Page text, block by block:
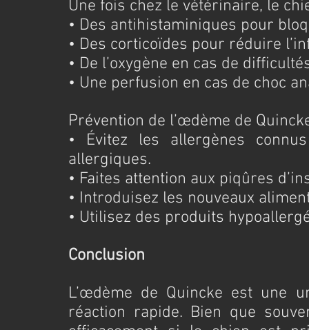
Une fois chez le vétérinaire, le
• Des antihistaminiques pour
• Des corticoïdes pour réduire
• De l’oxygène en cas de
• Une perfusion en cas de choc
Prévention de l’œdème de
• Évitez les allergènes
allergiques.
• Faites attention aux piqûres
• Introduisez les nouveaux
• Utilisez des produits
Conclusion
L’œdème de Quincke est une
réaction rapide. Bien que